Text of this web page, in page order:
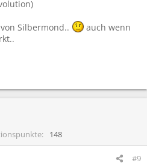
Silbermond..
auch wenn
148
#9